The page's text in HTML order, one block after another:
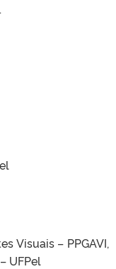
Visuais – PPGAVI,
UFPel